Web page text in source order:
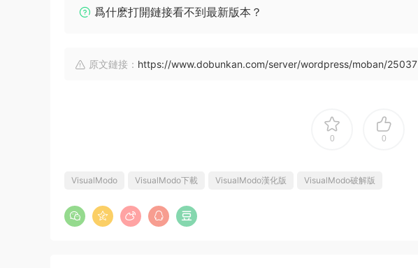
爲什麽打開鏈接看不到最新版本？
原文鏈接： https://www.dobunkan.com/server/wordpress/moban/25037
0 0
VisualModo VisualModo下載 VisualModo漢化版 VisualModo破解版